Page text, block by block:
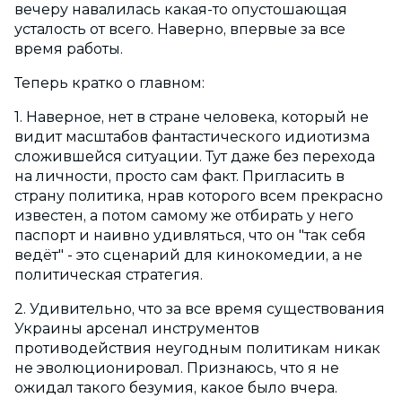
вечеру навалилась какая-то опустошающая
усталость от всего. Наверно, впервые за все
время работы.
Теперь кратко о главном:
1. Наверное, нет в стране человека, который не
видит масштабов фантастического идиотизма
сложившейся ситуации. Тут даже без перехода
на личности, просто сам факт. Пригласить в
страну политика, нрав которого всем прекрасно
известен, а потом самому же отбирать у него
паспорт и наивно удивляться, что он "так себя
ведёт" - это сценарий для кинокомедии, а не
политическая стратегия.
2. Удивительно, что за все время существования
Украины арсенал инструментов
противодействия неугодным политикам никак
не эволюционировал. Признаюсь, что я не
ожидал такого безумия, какое было вчера.